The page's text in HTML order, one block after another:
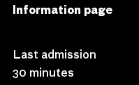
Information page
Last admission
30 minutes